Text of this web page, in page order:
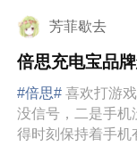
芳菲歇去
倍思充电宝品
#倍思# 喜欢打游
没信号，二是手机
得时刻保持着手机